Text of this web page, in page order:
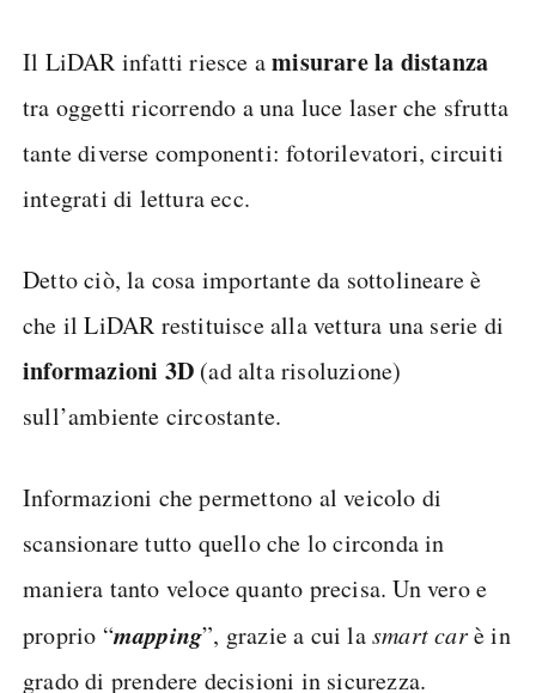
Il LiDAR infatti riesce amisurare la distanza
tra oggetti ricorrendo a una luce laser che sfrutta
tante diverse componenti: fotorilevatori, circuiti
integrati di lettura ecc.
Detto ciò, la cosa importante da sottolineare è
che il LiDAR restituisce alla vettura una serie di
informazioni 3D (ad alta risoluzione)
sull’ambiente circostante.
Informazioni che permettono al veicolo di
scansionare tutto quello che lo circonda in
maniera tanto veloce quanto precisa. Un vero e
proprio “mapping”, grazie a cui lasmart carè in
grado di prendere decisioni in sicurezza.